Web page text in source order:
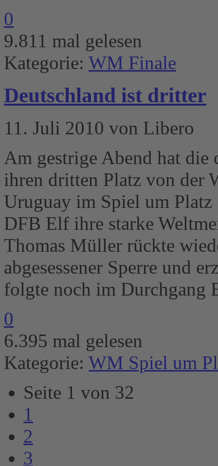
0
9.811 mal gelesen
Kategorie: WM Finale
Deutschland ist dritter
11. Juli 2010 von Libero
Am gestrige Abend hat die
ihren dritten Platz von der
Uruguay im Spiel um
DFB Elf ihre starke
Thomas Müller rückte
abgesessener Sperre und
folgte noch im Durchgang
0
6.395 mal gelesen
Kategorie: WM Spiel um
Seite 1 von 32
1
2
3